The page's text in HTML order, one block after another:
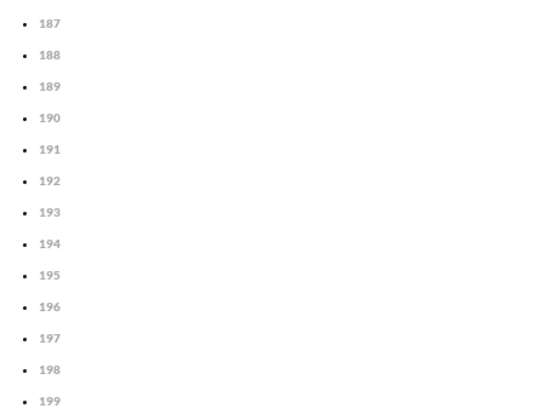
187
188
189
190
191
192
193
194
195
196
197
198
199